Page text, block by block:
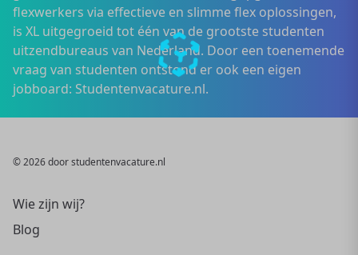
flexwerkers via effectieve en slimme flex oplossingen,
is XL uitgegroeid tot één van de grootste studenten
uitzendbureaus van Nederland. Door een toenemende
vraag van studenten ontstond er ook een eigen
jobboard: Studentenvacature.nl.
© 2026 door studentenvacature.nl
Wie zijn wij?
Blog